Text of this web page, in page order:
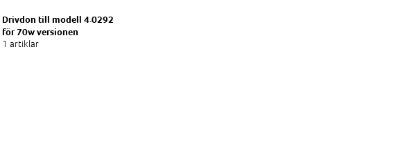
Drivdon till modell 4.0292
för 70w versionen
1 artiklar